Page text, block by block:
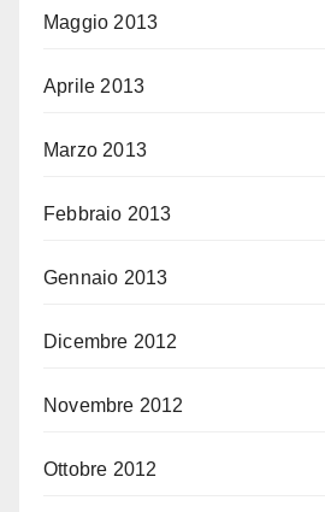
Maggio 2013
Aprile 2013
Marzo 2013
Febbraio 2013
Gennaio 2013
Dicembre 2012
Novembre 2012
Ottobre 2012